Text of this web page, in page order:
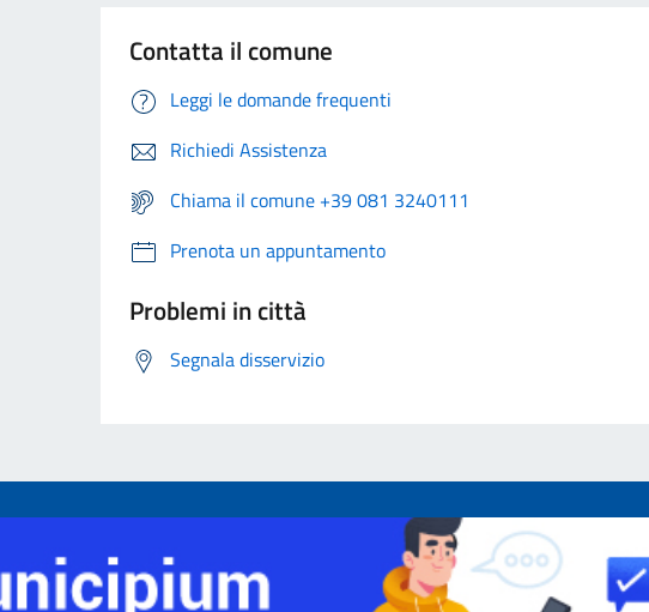
Contatta il comune
Leggi le domande frequenti
Richiedi Assistenza
Chiama il comune +39 081 3240111
Prenota un appuntamento
Problemi in città
Segnala disservizio